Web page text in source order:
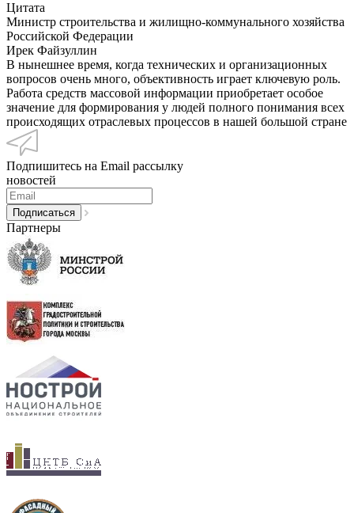
Цитата
Министр строительства и жилищно-коммунального хозяйства
Российской Федерации
Ирек Файзуллин
В нынешнее время, когда технических и организационных
вопросов очень много, объективность играет ключевую роль.
Работа средств массовой информации приобретает особое
значение для формирования у людей полного понимания всех
происходящих отраслевых процессов в нашей большой стране
Подпишитесь на Email рассылку
новостей
Партнеры